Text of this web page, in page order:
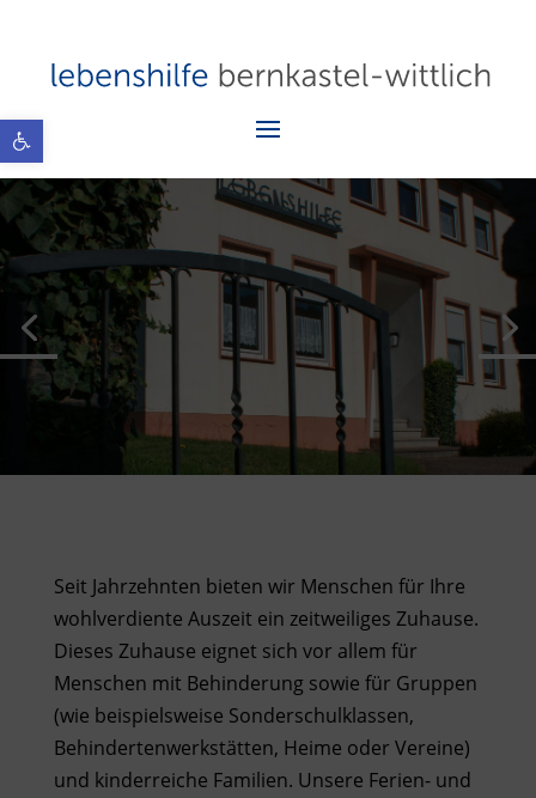
Open toolbar
Seit Jahrzehnten bieten wir Menschen für Ihre
wohlverdiente Auszeit ein zeitweiliges Zuhause.
Dieses Zuhause eignet sich vor allem für
Menschen mit Behinderung sowie für Gruppen
(wie beispielsweise Sonderschulklassen,
Behindertenwerkstätten, Heime oder Vereine)
und kinderreiche Familien. Unsere Ferien- und